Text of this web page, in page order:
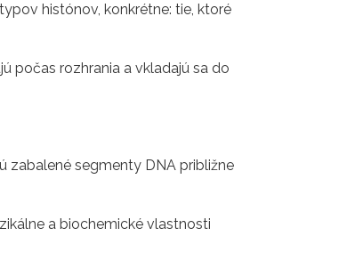
histónov, konkrétne: tie, ktoré
počas rozhrania a vkladajú sa do
zabalené segmenty DNA približne
a biochemické vlastnosti